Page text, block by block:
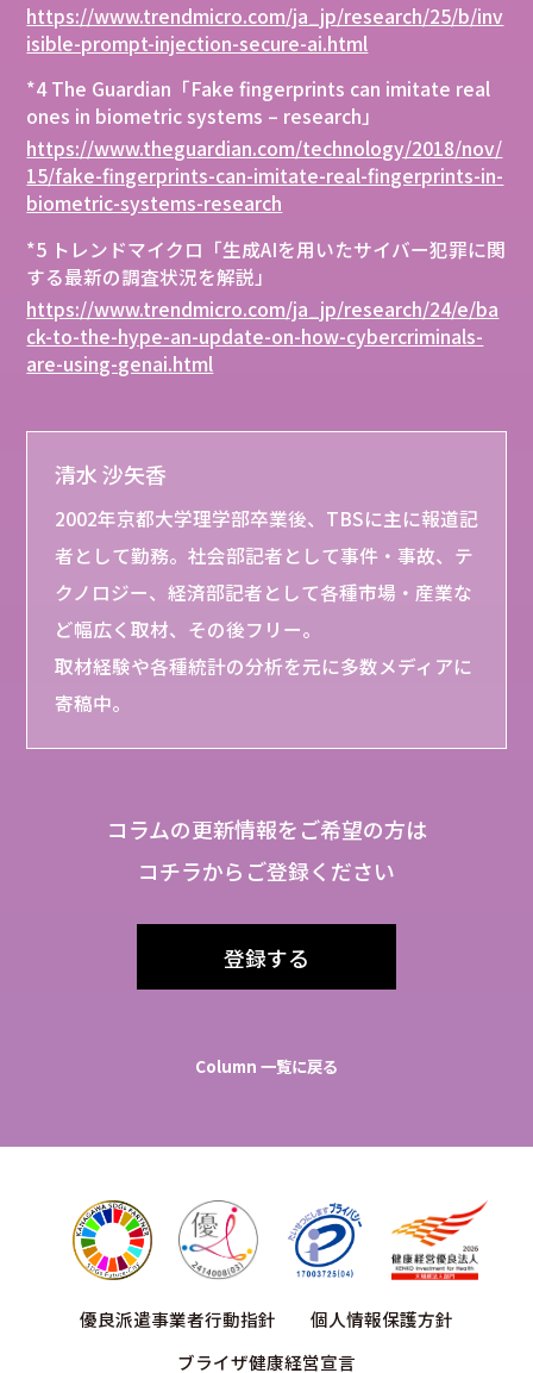
https://www.trendmicro.com/ja_jp/research/25/b/inv
isible-prompt-injection-secure-ai.html
*4 The Guardian「Fake fingerprints can imitate real
ones in biometric systems – research」
https://www.theguardian.com/technology/2018/nov/
15/fake-fingerprints-can-imitate-real-fingerprints-in-
biometric-systems-research
*5 トレンドマイクロ「生成AIを用いたサイバー犯罪に関
する最新の調査状況を解説」
https://www.trendmicro.com/ja_jp/research/24/e/ba
ck-to-the-hype-an-update-on-how-cybercriminals-
are-using-genai.html
清水 沙矢香
2002年京都大学理学部卒業後、TBSに主に報道記
者として勤務。社会部記者として事件・事故、テ
クノロジー、経済部記者として各種市場・産業な
ど幅広く取材、その後フリー。
取材経験や各種統計の分析を元に多数メディアに
寄稿中。
コラムの更新情報をご希望の方は
コチラからご登録ください
登録する
Column 一覧に戻る
優良派遣事業者行動指針
個人情報保護方針
ブライザ健康経営宣言